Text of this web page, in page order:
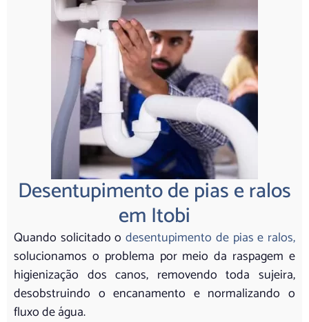
Desentupimento de pias e ralos
em Itobi
Quando solicitado odesentupimento de pias e ralos,
solucionamos o problema por meio da raspagem e
higienização dos canos, removendo toda sujeira,
desobstruindo o encanamento e normalizando o
fluxo de água.